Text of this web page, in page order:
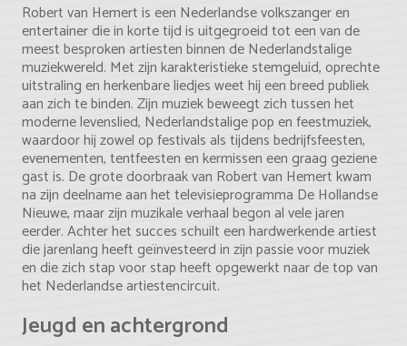
Robert van Hemert is een Nederlandse volkszanger en
entertainer die in korte tijd is uitgegroeid tot een van de
meest besproken artiesten binnen de Nederlandstalige
muziekwereld. Met zijn karakteristieke stemgeluid, oprechte
uitstraling en herkenbare liedjes weet hij een breed publiek
aan zich te binden. Zijn muziek beweegt zich tussen het
moderne levenslied, Nederlandstalige pop en feestmuziek,
waardoor hij zowel op festivals als tijdens bedrijfsfeesten,
evenementen, tentfeesten en kermissen een graag geziene
gast is. De grote doorbraak van Robert van Hemert kwam
na zijn deelname aan het televisieprogramma De Hollandse
Nieuwe, maar zijn muzikale verhaal begon al vele jaren
eerder. Achter het succes schuilt een hardwerkende artiest
die jarenlang heeft geïnvesteerd in zijn passie voor muziek
en die zich stap voor stap heeft opgewerkt naar de top van
het Nederlandse artiestencircuit.
Jeugd en achtergrond